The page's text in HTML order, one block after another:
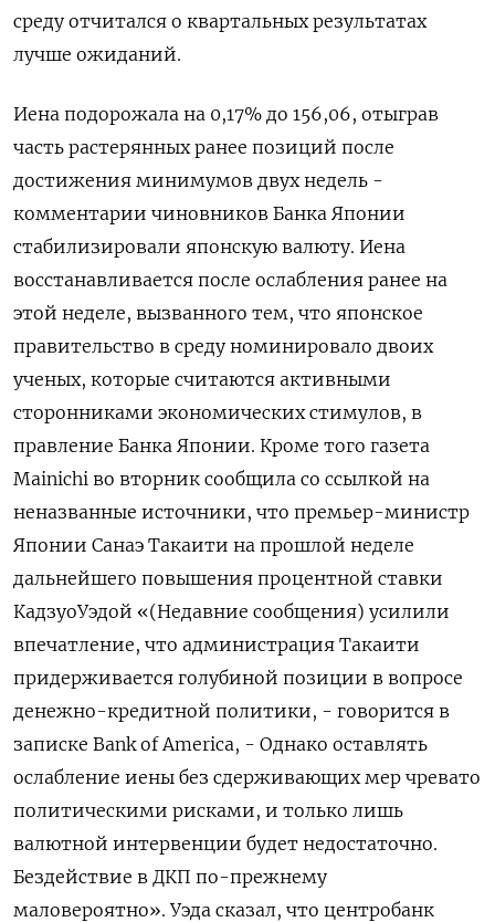
среду отчитался о квартальных результатах
лучше ожиданий.
Иена ‌подорожала на 0,17% до 156,06, отыграв
часть растерянных ранее позиций после
достижения минимумов двух ​недель -
комментарии чиновников Банка Японии
стабилизировали японскую валюту. Иена
восстанавливается после ослабления ранее на
‌этой неделе, вызванного тем, что японское
правительство в среду номинировало двоих
ученых, которые считаются активными
сторонниками экономических стимулов, в
правление Банка Японии. Кроме того газета
Mainichi ​во вторник сообщила со ​ссылкой на
неназванные источники, ‌что премьер-министр
Японии Санаэ Такаити на прошлой неделе
дальнейшего повышения процентной ставки
КадзуоУэдой «(Недавние сообщения) ​усилили
впечатление, что администрация Такаити
придерживается голубиной позиции в вопросе
денежно-кредитной политики, - говорится в
записке Bank of America, - Однако оставлять
ослабление иены без сдерживающих мер чревато
политическими рисками, и только лишь
валютной интервенции будет недостаточно.
Бездействие в ДКП по-прежнему
маловероятно». Уэда сказал, что центробанк